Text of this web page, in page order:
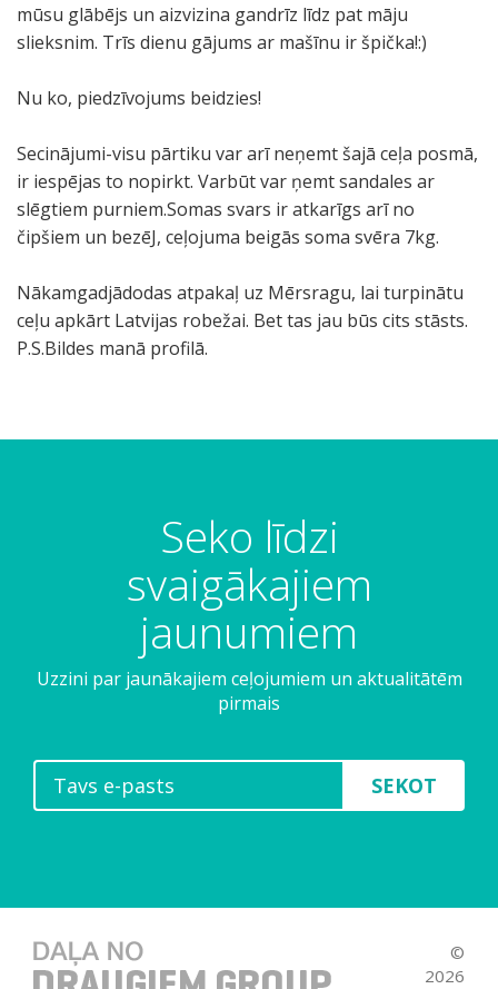
mūsu glābējs un aizvizina gandrīz līdz pat māju
slieksnim. Trīs dienu gājums ar mašīnu ir špička!:)
Nu ko, piedzīvojums beidzies!
Secinājumi-visu pārtiku var arī neņemt šajā ceļa posmā,
ir iespējas to nopirkt. Varbūt var ņemt sandales ar
slēgtiem purniem.Somas svars ir atkarīgs arī no
čipšiem un bezēJ, ceļojuma beigās soma svēra 7kg.
Nākamgadjādodas atpakaļ uz Mērsragu, lai turpinātu
ceļu apkārt Latvijas robežai. Bet tas jau būs cits stāsts.
P.S.Bildes manā profilā.
Seko līdzi
svaigākajiem
jaunumiem
Uzzini par jaunākajiem ceļojumiem un aktualitātēm
pirmais
SEKOT
©
2026